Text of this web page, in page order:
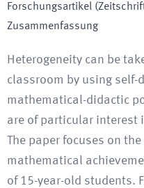
Forschungsartikel
Zusammenfassung
Heterogeneity can be
classroom by using self-
mathematical-didactic
are of particular interest
The paper focuses on
mathematical
of 15-year-old students.